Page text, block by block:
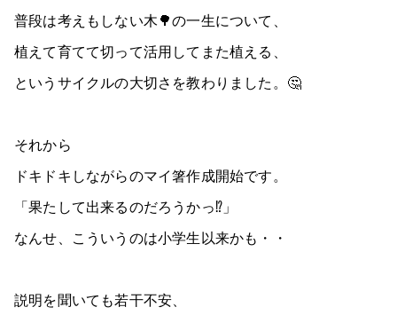
普段は考えもしない木🌳の一生について、
植えて育てて切って活用してまた植える、
というサイクルの大切さを教わりました。🤔
それから
ドキドキしながらのマイ箸作成開始です。
「果たして出来るのだろうかっ⁉️」
なんせ、こういうのは小学生以来かも・・
説明を聞いても若干不安、